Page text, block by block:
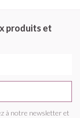
produits et
à notre newsletter et